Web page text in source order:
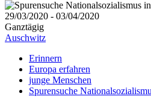
29/03/2020 - 03/04/2020
Ganztägig
Auschwitz
Erinnern
Europa erfahren
junge Menschen
Spurensuche